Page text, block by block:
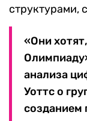
структурами,
«Они
анализа
Уоттс о
созданием